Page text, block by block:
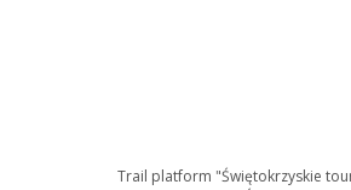
Trail platform "Świętokrzyskie